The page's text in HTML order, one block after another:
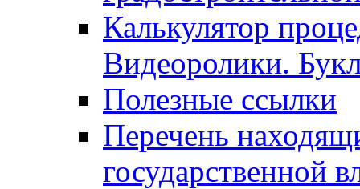
Калькулятор
Видеоролики.
Полезные ссылки
Перечень
государственной